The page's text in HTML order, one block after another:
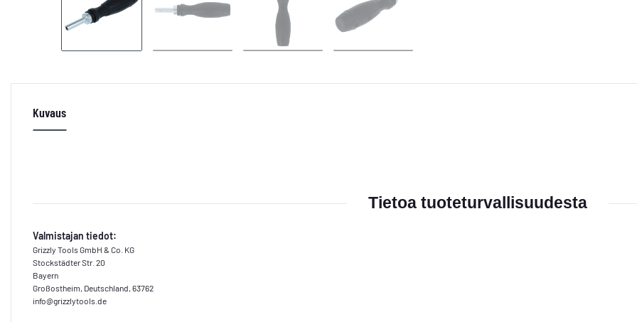
Kuvaus
Tietoa tuoteturvallisuudesta
Valmistajan tiedot:
Grizzly Tools GmbH & Co. KG
Stockstädter Str. 20
Bayern
Großostheim, Deutschland, 63762
info@grizzlytools.de